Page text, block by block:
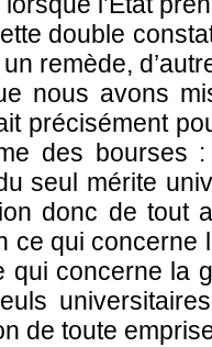
double
remède,
nous avons
précisément
des bourses
seul mérite
donc de tout
ce qui concerne
qui concerne la
de toute